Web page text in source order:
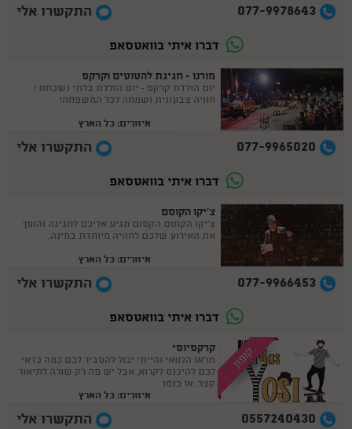
077-9978643 התקשרו אלי
דברו איתי בוואטסאפ
מורנו - חגיגת להטוטים וקרקס
יום הולדת קרקס - יום הולדת בלתי נשכחת !
חוויה צבעונית ושמחה לכל המשפחה!
איזורים: כל הארץ
077-9965020 התקשרו אלי
דברו איתי בוואטסאפ
צ'יקו הקוסם
צ'יקו הקוסם הקסום מגיע אליכם לחגיגה והופך
את האירוע שלכם לחוויה מיוחדת במינה.
איזורים: כל הארץ
077-9966453 התקשרו אלי
דברו איתי בוואטסאפ
קופון קרקסיוסי
תראו הלוואי והייתי יכול להסביר לכם כמה כדאי
לכם להיכנס לקרוא, אבל יש פה רק שורה לתיאור
קצר. אז כנסו
איזורים: כל הארץ
0557240430 התקשרו אלי